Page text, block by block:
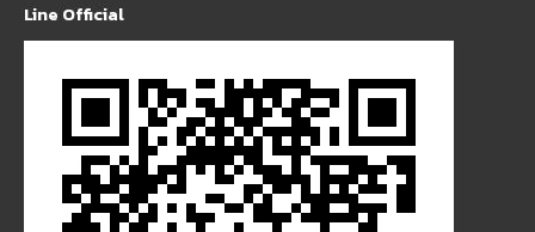
Line Official